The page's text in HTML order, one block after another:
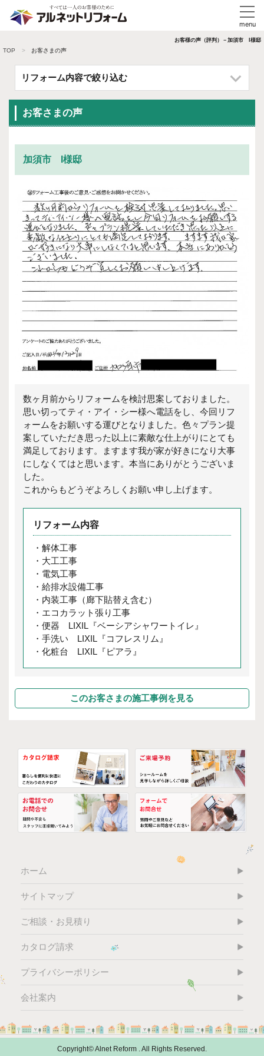
お客様の声（評判）－加須市 I様邸
TOP お客さまの声
リフォーム内容で絞り込む
お客さまの声
加須市 I様邸
数ヶ月前からリフォームを検討思案しておりました。
思い切ってティ・アイ・シー様へ電話をし、今回リフ
ォームをお願いする運びとなりました。色々プラン提
案していただき思った以上に素敵な仕上がりにとても
満足しております。ますます我が家が好きになり大事
にしなくてはと思います。本当にありがとうございま
した。
これからもどうぞよろしくお願い申し上げます。
リフォーム内容
・解体工事
・大工工事
・電気工事
・給排水設備工事
・内装工事（廊下貼替え含む）
・エコカラット張り工事
・便器 LIXIL『ベーシアシャワートイレ』
・手洗い LIXIL『コフレスリム』
・化粧台 LIXIL『ピアラ』
このお客さまの施工事例を見る
ホーム
サイトマップ
ご相談・お見積り
カタログ請求
プライバシーポリシー
会社案内
Copyright© Alnet Reform . All Rights Reserved.